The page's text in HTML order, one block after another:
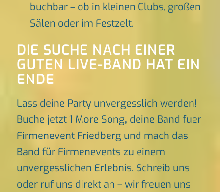
buchbar – ob in kleinen Clubs, großen
Sälen oder im Festzelt.
DIE SUCHE NACH EINER
GUTEN LIVE-BAND HAT EIN
ENDE
Lass deine Party unvergesslich werden!
Buche jetzt 1 More Song, deine Band fuer
Firmenevent Friedberg und mach das
Band für Firmenevents zu einem
unvergesslichen Erlebnis. Schreib uns
oder ruf uns direkt an – wir freuen uns